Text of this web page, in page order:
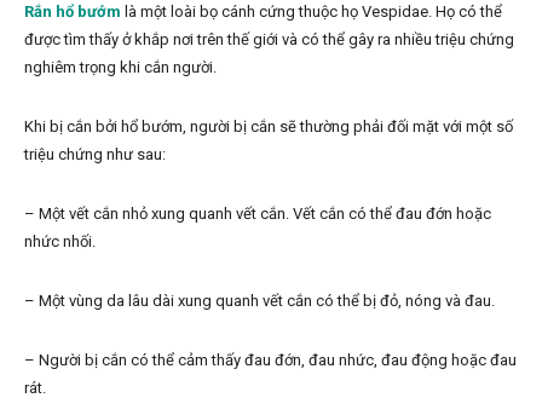
Rắn hổ bướm là một loài bọ cánh cứng thuộc họ Vespidae. Họ có thể
được tìm thấy ở khắp nơi trên thế giới và có thể gây ra nhiều triệu chứng
nghiêm trọng khi cắn người.
Khi bị cắn bởi hổ bướm, người bị cắn sẽ thường phải đối mặt với một số
triệu chứng như sau:
– Một vết cắn nhỏ xung quanh vết cắn. Vết cắn có thể đau đớn hoặc
nhức nhối.
– Một vùng da lâu dài xung quanh vết cắn có thể bị đỏ, nóng và đau.
– Người bị cắn có thể cảm thấy đau đớn, đau nhức, đau động hoặc đau
rát.